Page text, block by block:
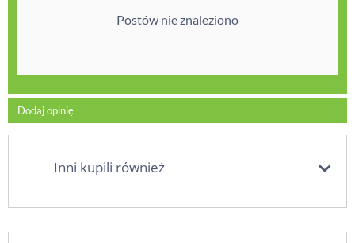
Postów nie znaleziono
Dodaj opinię
Inni kupili również